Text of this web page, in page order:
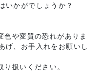
いかがでしょうか？
や変質の恐れがありま
げ、お手入れをお願いし
扱いください。